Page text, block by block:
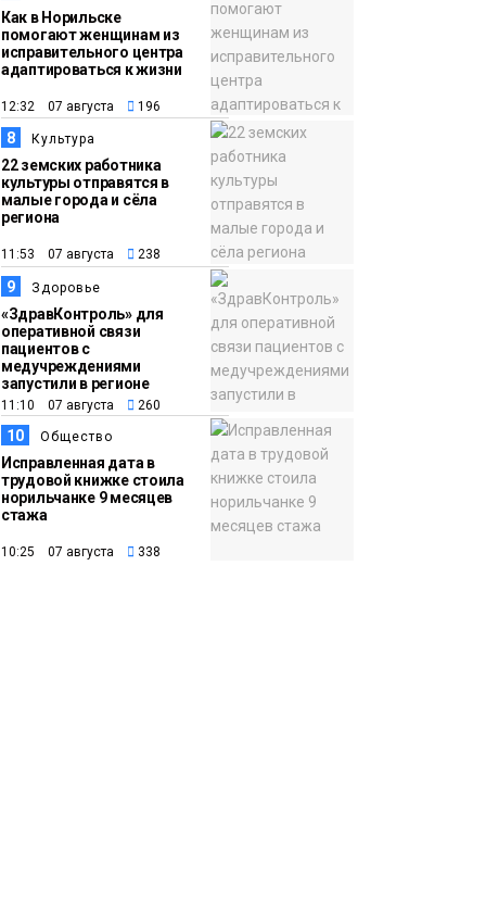
Как в Норильске
помогают женщинам из
исправительного центра
адаптироваться к жизни
12:32 07 августа 196
8 Культура
22 земских работника
культуры отправятся в
малые города и сёла
региона
11:53 07 августа 238
9 Здоровье
«ЗдравКонтроль» для
оперативной связи
пациентов с
медучреждениями
запустили в регионе
11:10 07 августа 260
10 Общество
Исправленная дата в
трудовой книжке стоила
норильчанке 9 месяцев
стажа
10:25 07 августа 338